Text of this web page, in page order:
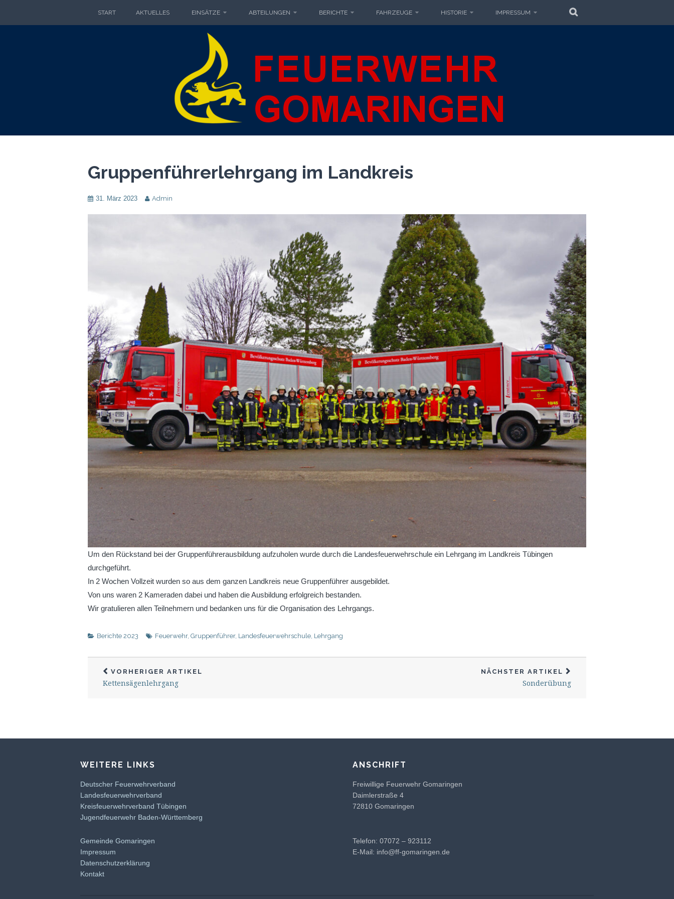
START AKTUELLES EINSÄTZE ABTEILUNGEN BERICHTE FAHRZEUGE HISTORIE IMPRESSUM
FREIWILLIGE FEUERWEHR
GOMARINGEN
FREIWILLIGE FEUERWEHR GOMARINGEN
Gruppenführerlehrgang im Landkreis
31. März 2023 Admin
Um den Rückstand bei der Gruppenführerausbildung aufzuholen wurde durch die Landesfeuerwehrschule ein Lehrgang im Landkreis Tübingen
durchgeführt.
In 2 Wochen Vollzeit wurden so aus dem ganzen Landkreis neue Gruppenführer ausgebildet.
Von uns waren 2 Kameraden dabei und haben die Ausbildung erfolgreich bestanden.
Wir gratulieren allen Teilnehmern und bedanken uns für die Organisation des Lehrgangs.
Berichte 2023 Feuerwehr, Gruppenführer, Landesfeuerwehrschule Lehrgang
VORHERIGER ARTIKEL
Kettensägenlehrgang
NÄCHSTER ARTIKEL
Sonderübung
WEITERE LINKS
Deutscher Feuerwehrverband
Landesfeuerwehrverband
Kreisfeuerwehrverband Tübingen
Jugendfeuerwehr Baden-Württemberg
Gemeinde Gomaringen
Impressum
Datenschutzerklärung
Kontakt
ANSCHRIFT
Freiwillige Feuerwehr Gomaringen
Daimlerstraße 4
72810 Gomaringen
Telefon: 07072 – 923112
E-Mail: info@ff-gomaringen.de